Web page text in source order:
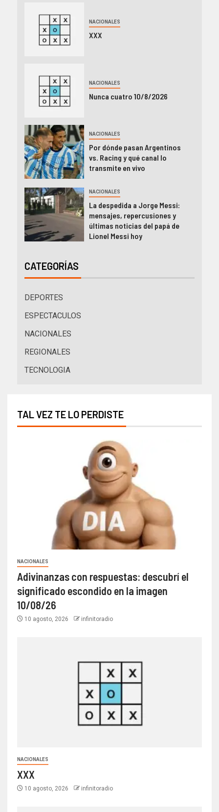
NACIONALES
XXX
NACIONALES
Nunca cuatro 10/8/2026
NACIONALES
Por dónde pasan Argentinos
vs. Racing y qué canal lo
transmite en vivo
NACIONALES
La despedida a Jorge Messi:
mensajes, repercusiones y
últimas noticias del papá de
Lionel Messi hoy
CATEGORÍAS
DEPORTES
ESPECTACULOS
NACIONALES
REGIONALES
TECNOLOGIA
TAL VEZ TE LO PERDISTE
NACIONALES
Adivinanzas con respuestas: descubrí el
significado escondido en la imagen
10/08/26
10 agosto, 2026 infinitoradio
NACIONALES
XXX
10 agosto, 2026 infinitoradio